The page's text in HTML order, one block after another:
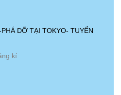
DỠ TẠI TOKYO- TUYỂN
kí